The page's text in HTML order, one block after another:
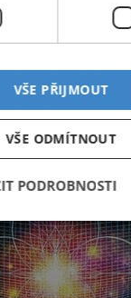
Joe
města
špatnému
pokračovat v cestě. Povzbudil
VŠE PŘIJMOUT
VŠE ODMÍTNOUT
PODROBNOSTI